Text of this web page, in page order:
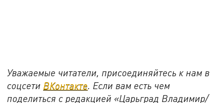
Уважаемые читатели, присоединяйтесь к нам в
соцсети ВКонтакте . Если вам есть чем
поделиться с редакцией «Царьград Владимир/